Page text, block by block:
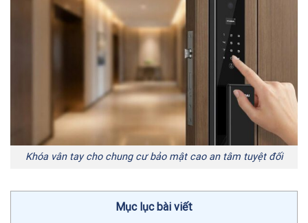
Khóa vân tay cho chung cư bảo mật cao an tâm tuyệt đối
Mục lục bài viết